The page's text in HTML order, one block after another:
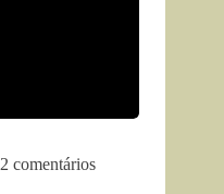
2 comentários